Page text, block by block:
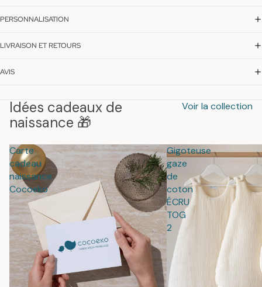
PERSONNALISATION
LIVRAISON ET RETOURS
AVIS
Idées cadeaux de
naissance 🎁
Voir la collection
Carte
cadeau
naissance
Cocoeko
Gigoteuse
gaze
de
coton
ÉCRU
TOG
2